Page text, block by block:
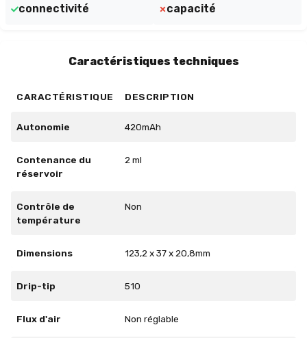
connectivité
capacité
Caractéristiques techniques
CARACTÉRISTIQUE DESCRIPTION
Autonomie 420mAh
Contenance du
réservoir
2 ml
Contrôle de
température
Non
Dimensions 123,2 x 37 x 20,8mm
Drip-tip 510
Flux d'air Non réglable